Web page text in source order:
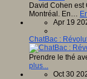
David Cohen est
Montréal. En…
Apr 19
ChatBac :
Prendre le thé
plus...
Oct 30